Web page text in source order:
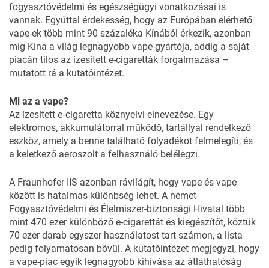
fogyasztóvédelmi és egészségügyi vonatkozásai is
vannak. Egyúttal érdekesség, hogy az Európában elérhető
vape-ek több mint 90 százaléka Kínából érkezik, azonban
míg Kína a világ legnagyobb vape-gyártója, addig a saját
piacán tilos az ízesített e-cigaretták forgalmazása –
mutatott rá a kutatóintézet.
Mi az a vape?
Az ízesített e‑cigaretta köznyelvi elnevezése. Egy
elektromos, akkumulátorral működő, tartállyal rendelkező
eszköz, amely a benne található folyadékot felmelegíti, és
a keletkező aeroszolt a felhasználó belélegzi.
A Fraunhofer IIS azonban rávilágít, hogy vape és vape
között is hatalmas különbség lehet. A német
Fogyasztóvédelmi és Élelmiszer-biztonsági Hivatal több
mint 470 ezer különböző e-cigarettát és kiegészítőt, köztük
70 ezer darab egyszer használatost tart számon, a lista
pedig folyamatosan bővül. A kutatóintézet megjegyzi, hogy
a vape-piac egyik legnagyobb kihívása az átláthatóság